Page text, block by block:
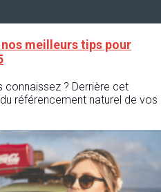
meilleurs tips pour
connaissez ? Derrière cet
référencement naturel de vos